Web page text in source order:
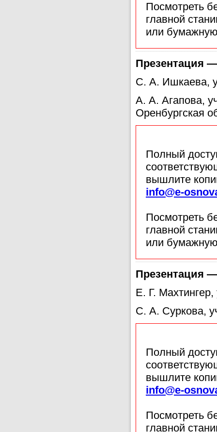
Посмотреть
главной
или
Презентация
С. А. Ишкаева,
А. А. Агапова,
Оренбургская
Полный
вышлите
info@e-
Посмотреть
главной
или
Презентация
Е. Г.
С. А. Суркова,
Полный
вышлите
info@e-
Посмотреть
главной